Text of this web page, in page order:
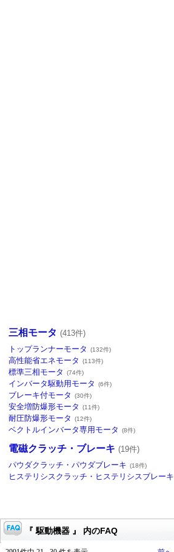
三相モータ (413件)
トップランナーモータ
(132件)
高性能省エネモータ (113件)
標準三相モータ (74件)
インバータ駆動用モータ (6件)
ブレーキ付モータ (30件)
安全増防爆形モータ (11件)
耐圧防爆形モータ (12件)
ベクトルインバータ専用モータ (8件)
電磁クラッチ・ブレーキ (19件)
パウダクラッチ・パウダブレーキ (18件)
ヒステリシスクラッチ・ヒステリシスブレーキ
『 駆動機器 』 内のFAQ